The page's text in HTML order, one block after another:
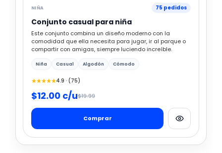
NIÑA 75 pedidos
Conjunto casual para niña
Este conjunto combina un diseño moderno con la
comodidad que ella necesita para jugar, ir al parque o
compartir con amigas, siempre luciendo increíble.
Niña Casual Algodón Cómodo
★★★★★4.9 · (75)
$12.00 c/u$19.99
Comprar